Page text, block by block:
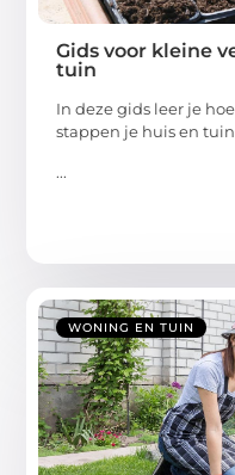
Gids voor kleine
tuin
In deze gids leer je
stappen je huis en tuin
...
WONING EN TUIN